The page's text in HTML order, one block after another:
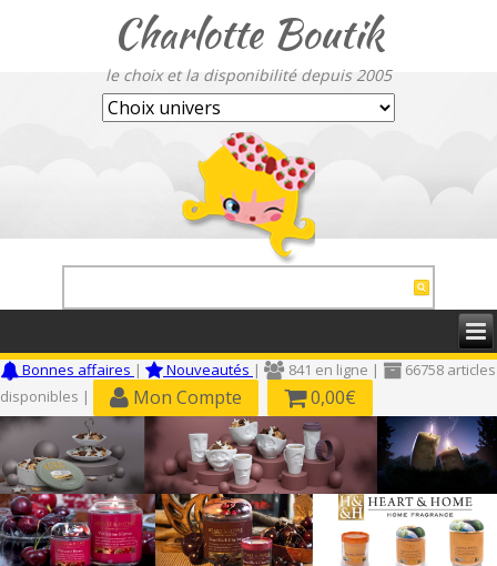
Charlotte Boutik
le choix et la disponibilité depuis 2005
Bonnes affaires | Nouveautés | 841 en ligne |
66758 articles
disponibles |
Mon Compte 0,00€